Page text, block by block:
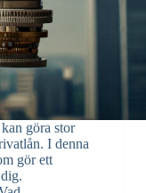
göra stor
I denna
gör ett